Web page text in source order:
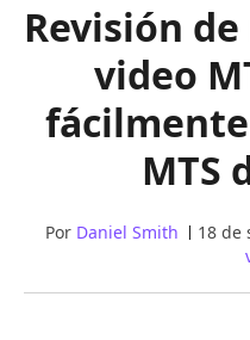
Revisión
video
MTS
Por Daniel Smith 18 de